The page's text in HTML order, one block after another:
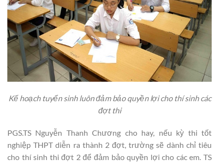
Kế hoạch tuyển sinh luôn đảm bảo quyền lợi cho thí sinh các
đợt thi
PGS.TS Nguyễn Thanh Chương cho hay, nếu kỳ thi tốt
nghiệp THPT diễn ra thành 2 đợt, trường sẽ dành chỉ tiêu
cho thí sinh thi đợt 2 để đảm bảo quyền lợi cho các em. TS